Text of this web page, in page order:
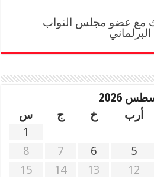
مع عضو مجلس النواب
البرلماني
2026
أرب خ ج
س
1
5
6
7
8
12
13
14
15